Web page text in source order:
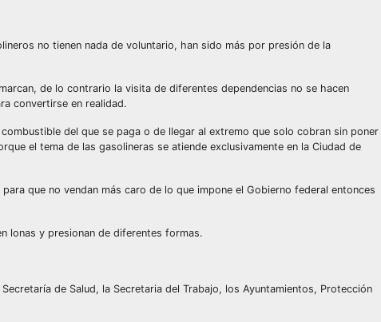
no tienen nada de voluntario, han sido más por presión de la
de lo contrario la visita de diferentes dependencias no se hacen
convertirse en realidad.
del que se paga o de llegar al extremo que solo cobran sin poner
el tema de las gasolineras se atiende exclusivamente en la Ciudad de
que no vendan más caro de lo que impone el Gobierno federal entonces
lonas y presionan de diferentes formas.
de Salud, la Secretaria del Trabajo, los Ayuntamientos, Protección